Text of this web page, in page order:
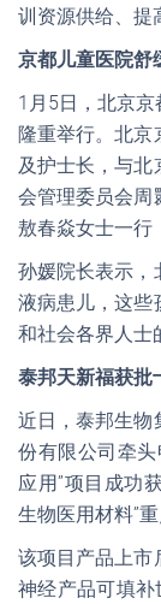
训资源供给、提
京都儿童医院舒
1月5日，北京
隆重举行。北京
及护士长，与
会管理委员会周
敖春焱女士一行
孙媛院长表示，
液病患儿，这些
和社会各界人士
泰邦天新福获批
近日，泰邦生物
份有限公司牵
应用”项目成功
生物医用材料”重
该项目产品上市
神经产品可填补